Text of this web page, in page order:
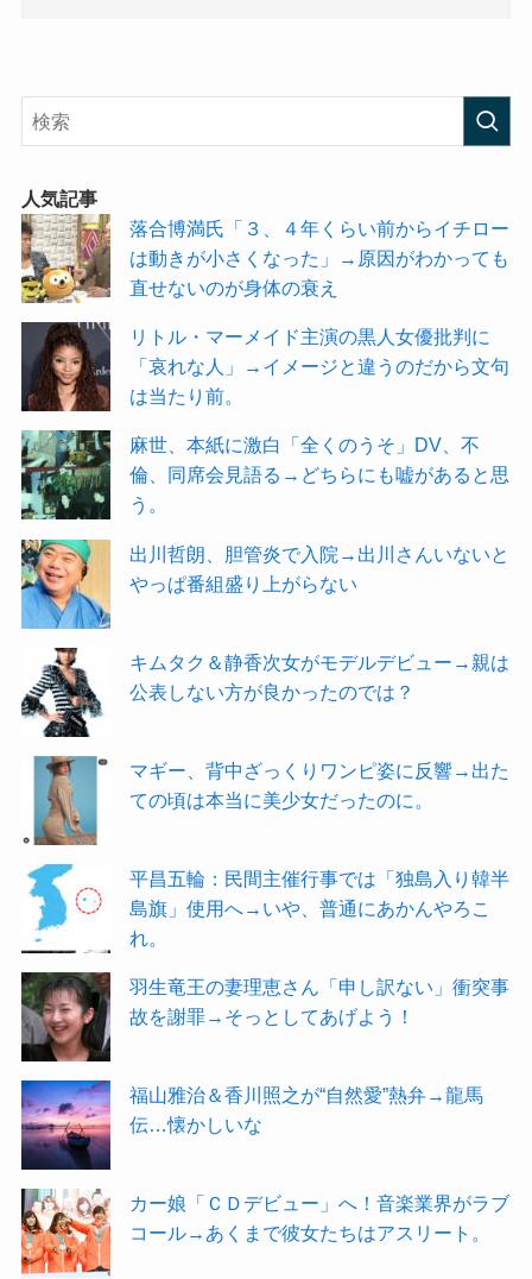
人気記事
落合博満氏「３、４年くらい前からイチロー
は動きが小さくなった」→原因がわかっても
直せないのが身体の衰え
リトル・マーメイド主演の黒人女優批判に
「哀れな人」→イメージと違うのだから文句
は当たり前。
麻世、本紙に激白「全くのうそ」DV、不
倫、同席会見語る→どちらにも嘘があると思
う。
出川哲朗、胆管炎で入院→出川さんいないと
やっぱ番組盛り上がらない
キムタク＆静香次女がモデルデビュー→親は
公表しない方が良かったのでは？
マギー、背中ざっくりワンピ姿に反響→出た
ての頃は本当に美少女だったのに。
平昌五輪：民間主催行事では「独島入り韓半
島旗」使用へ→いや、普通にあかんやろこ
れ。
羽生竜王の妻理恵さん「申し訳ない」衝突事
故を謝罪→そっとしてあげよう！
福山雅治＆香川照之が“自然愛”熱弁→龍馬
伝…懐かしいな
カー娘「ＣＤデビュー」へ！音楽業界がラブ
コール→あくまで彼女たちはアスリート。